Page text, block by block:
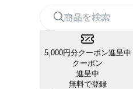
5,000円分クーポン進呈中
クーポン
進呈中
無料で登録